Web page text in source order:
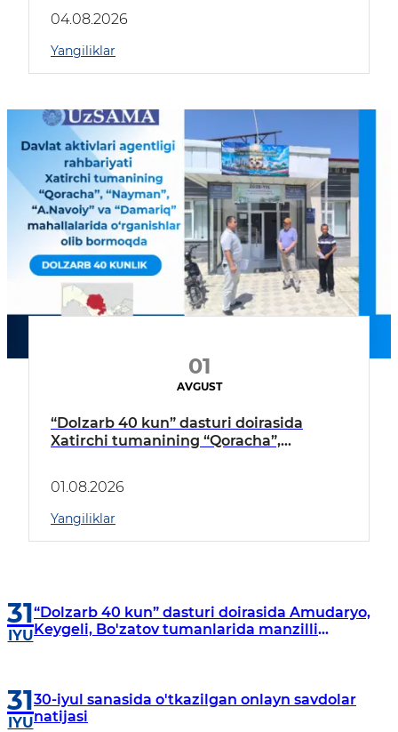
04.08.2026
Yangiliklar
01
AVGUST
“Dolzarb 40 kun” dasturi doirasida
Xatirchi tumanining “Qoracha”,
borildi
01.08.2026
Yangiliklar
31
IYU
“Dolzarb 40 kun” dasturi doirasida Amudaryo,
Keygeli, Bo'zatov tumanlarida manzilli
31
IYU
30-iyul sanasida o'tkazilgan onlayn savdolar
natijasi